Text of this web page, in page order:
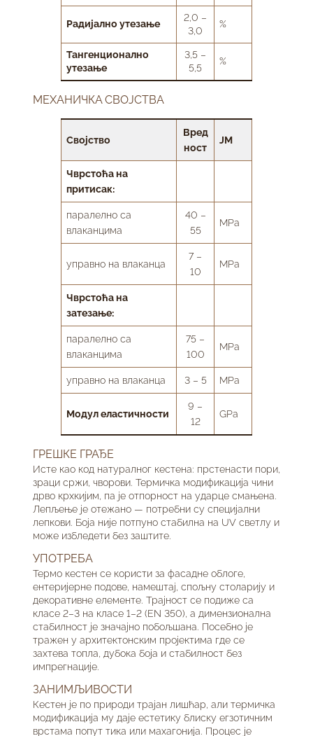
Радијално утезање
2,0 –
3,0
%
Тангенционално
утезање
3,5 –
5,5
%
МЕХАНИЧКА СВОЈСТВА
Својство
Вред
ност
ЈМ
Чврстоћа на
притисак:
паралелно са
влаканцима
40 –
55
MPa
управно на влаканца
7 –
10
MPa
Чврстоћа на
затезање:
паралелно са
влаканцима
75 –
100
MPa
управно на влаканца 3 – 5 MPa
Модул еластичности
9 –
12
GPa
ГРЕШКЕ ГРАЂЕ
Исте као код натуралног кестена: прстенасти пори,
зраци сржи, чворови. Термичка модификација чини
дрво крхкијим, па је отпорност на ударце смањена.
Лепљење је отежано — потребни су специјални
лепкови. Боја није потпуно стабилна на UV светлу и
може избледети без заштите.
УПОТРЕБА
Термо кестен се користи за фасадне облоге,
ентеријерне подове, намештај, спољну столарију и
декоративне елементе. Трајност се подиже са
класе 2–3 на класе 1–2 (EN 350), а димензионална
стабилност је значајно побољшана. Посебно је
тражен у архитектонским пројектима где се
захтева топла, дубока боја и стабилност без
импрегнације.
ЗАНИМЉИВОСТИ
Кестен је по природи трајан лишћар, али термичка
модификација му даје естетику блиску егзотичним
врстама попут тикa или махагонија. Процес је